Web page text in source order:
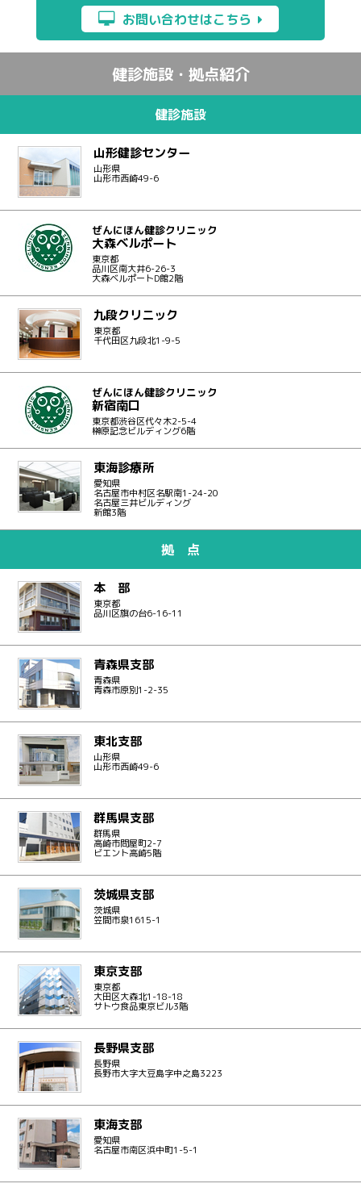
お問い合わせはこちら
健診施設・拠点紹介
健診施設
山形健診センター
山形県
山形市西崎49-6
ぜんにほん健診クリニック
大森ベルポート
東京都
品川区南大井6-26-3
大森ベルポートD館2階
九段クリニック
東京都
千代田区九段北1-9-5
ぜんにほん健診クリニック
新宿南口
東京都渋谷区代々木2-5-4
榊原記念ビルディング6階
東海診療所
愛知県
名古屋市中村区名駅南1-24-20
名古屋三井ビルディング
新館3階
拠 点
本 部
東京都
品川区旗の台6-16-11
青森県支部
青森県
青森市原別1-2-35
東北支部
山形県
山形市西崎49-6
群馬県支部
群馬県
高崎市問屋町2-7
ビエント高崎5階
茨城県支部
茨城県
笠間市泉1615-1
東京支部
東京都
大田区大森北1-18-18
サトウ食品東京ビル3階
長野県支部
長野県
長野市大字大豆島字中之島3223
東海支部
愛知県
名古屋市南区浜中町1-5-1